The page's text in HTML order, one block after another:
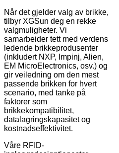
Når det gjelder valg av brikke,
tilbyr XGSun deg en rekke
valgmuligheter. Vi
samarbeider tett med verdens
ledende brikkeprodusenter
(inkludert NXP, Impinj, Alien,
EM MicroElectronics, osv.) og
gir veiledning om den mest
passende brikken for hvert
scenario, med tanke på
faktorer som
brikkekompatibilitet,
datalagringskapasitet og
kostnadseffektivitet.
Våre RFID-